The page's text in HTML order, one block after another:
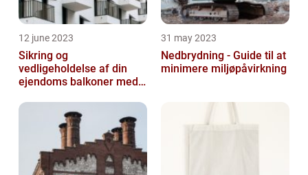
12 june 2023
Sikring og
vedligeholdelse af din
ejendoms balkoner med
31 may 2023
Nedbrydning - Guide til at
minimere miljøpåvirkning